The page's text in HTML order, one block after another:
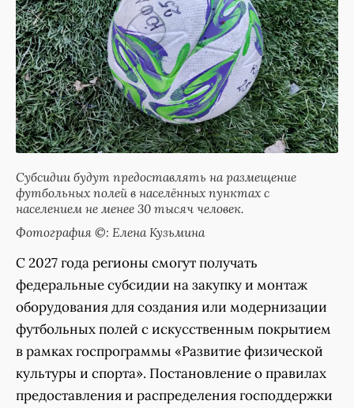
Субсидии будут предоставлять на размещение
футбольных полей в населённых пунктах с
населением не менее 30 тысяч человек.
Фотография ©: Елена Кузьмина
С 2027 года регионы смогут получать
федеральные субсидии на закупку и монтаж
оборудования для создания или модернизации
футбольных полей с искусственным покрытием
в рамках госпрограммы «Развитие физической
культуры и спорта». Постановление о правилах
предоставления и распределения господдержки